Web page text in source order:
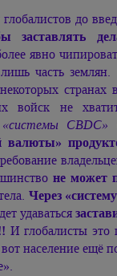
до
заставлять
явно
часть землян.
войск не
«системы CBDC»
валюты»
не может
Через
удаваться
И глобалисты это
население ещё